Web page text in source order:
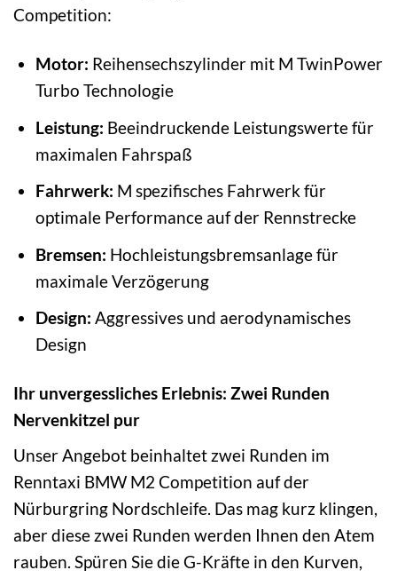
Competition:
Motor: Reihensechszylinder mit M TwinPower
Turbo Technologie
Leistung: Beeindruckende Leistungswerte für
maximalen Fahrspaß
Fahrwerk: M spezifisches Fahrwerk für
optimale Performance auf der Rennstrecke
Bremsen: Hochleistungsbremsanlage für
maximale Verzögerung
Design: Aggressives und aerodynamisches
Design
Ihr unvergessliches Erlebnis: Zwei Runden
Nervenkitzel pur
Unser Angebot beinhaltet zwei Runden im
Renntaxi BMW M2 Competition auf der
Nürburgring Nordschleife. Das mag kurz klingen,
aber diese zwei Runden werden Ihnen den Atem
rauben. Spüren Sie die G-Kräfte in den Kurven,